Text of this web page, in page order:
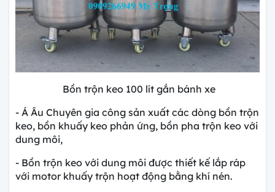
Bồn trộn keo 100 lít gắn bánh xe
- Á Âu Chuyên gia công sản xuất các dòng bồn trộn
keo, bồn khuấy keo phản ứng, bồn pha trộn keo với
dung môi,
- Bồn trộn keo với dung môi được thiết kế lắp ráp
với motor khuấy trộn hoạt động bằng khí nén.